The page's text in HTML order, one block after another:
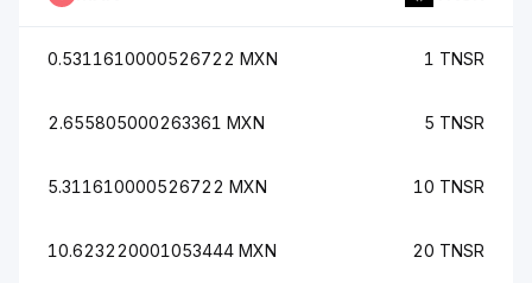
0.5311610000526722 MXN 1 TNSR
2.655805000263361 MXN 5 TNSR
5.311610000526722 MXN 10 TNSR
10.623220001053444 MXN 20 TNSR